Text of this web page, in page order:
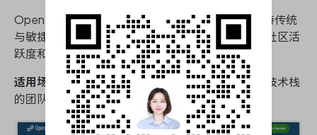
OpenProject 是成熟的开源项目管理解决方案，支持传统
与敏捷混合模式。其自托管特性满足数据主权要求，社区活
跃度和文档完善度在开源项目中表现良好。
适用场景：
预算有限但需自主可控的组织、偏好开源技术栈
的团队。